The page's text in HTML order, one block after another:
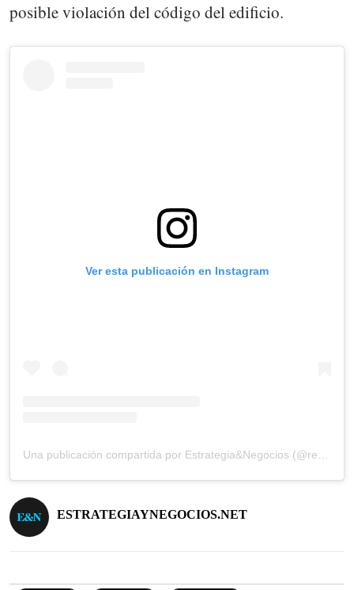
posible violación del código del edificio.
Ver esta publicación en Instagram
ESTRATEGIAYNEGOCIOS.NET